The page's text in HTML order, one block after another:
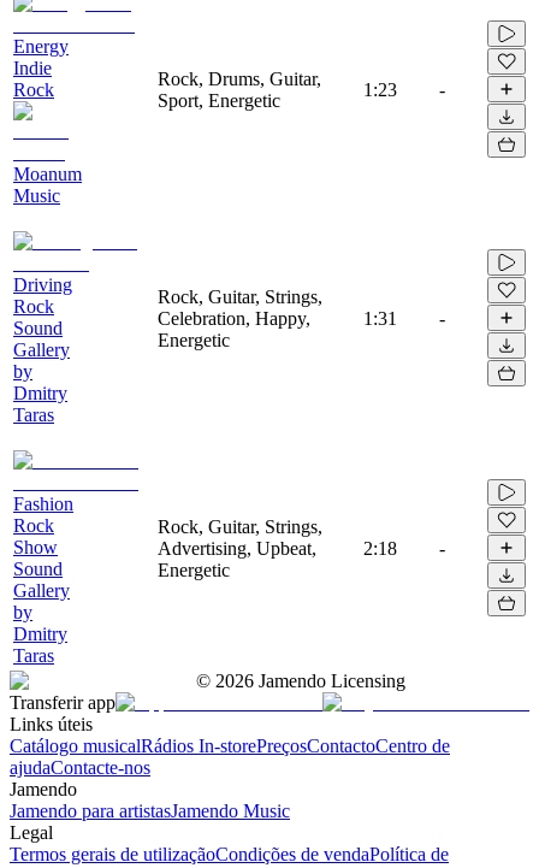
Energy
Indie
Rock
Moanum
Music
Rock, Drums, Guitar,
Sport, Energetic
1:23 -
Driving
Rock
Sound
Gallery
by
Dmitry
Taras
Rock, Guitar, Strings,
Celebration, Happy,
Energetic
1:31 -
Fashion
Rock
Show
Sound
Gallery
by
Dmitry
Taras
Rock, Guitar, Strings,
Advertising, Upbeat,
Energetic
2:18 -
© 2026 Jamendo Licensing
Transferir app
Links úteis
Catálogo musicalRádios In-storePreçosContactoCentro de
ajudaContacte-nos
Jamendo
Jamendo para artistasJamendo Music
Legal
Termos gerais de utilizaçãoCondições de vendaPolítica de